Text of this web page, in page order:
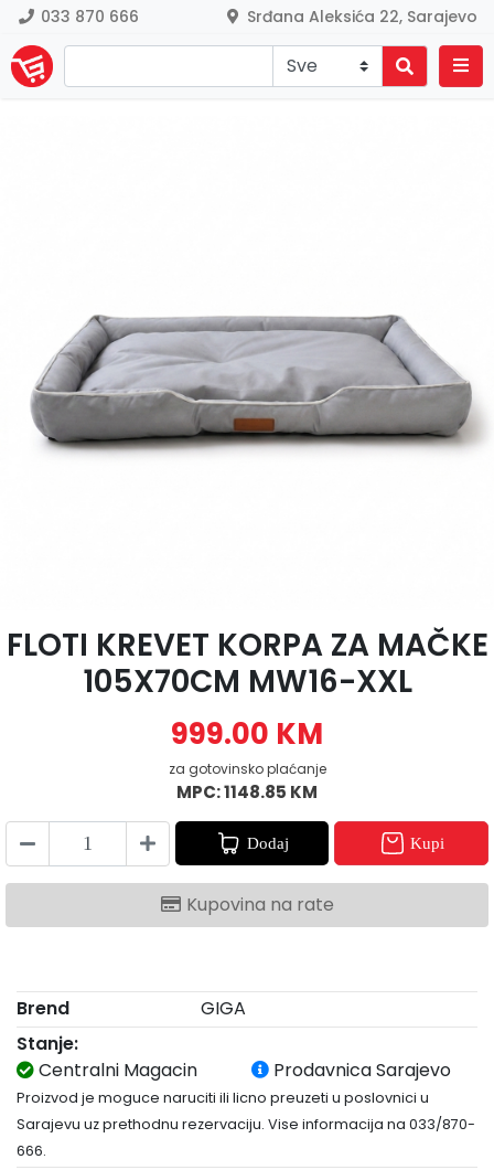
033 870 666 Srđana Aleksića 22, Sarajevo
Previous Next
FLOTI KREVET KORPA ZA MAČKE
105X70CM MW16-XXL
999.00 KM
za gotovinsko plaćanje
MPC: 1148.85 KM
Dodaj Kupi
Kupovina na rate
Brend
GIGA
Stanje:
Centralni Magacin
Prodavnica Sarajevo
Proizvod je moguce naruciti ili licno preuzeti u poslovnici u
Sarajevu uz prethodnu rezervaciju. Vise informacija na 033/870-
666.